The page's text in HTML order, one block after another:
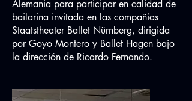
Alemania para participar en calidad de
bailarina invitada en las compañías
Staatstheater Ballet Nürnberg, dirigida
por Goyo Montero y Ballet Hagen bajo
la dirección de Ricardo Fernando.